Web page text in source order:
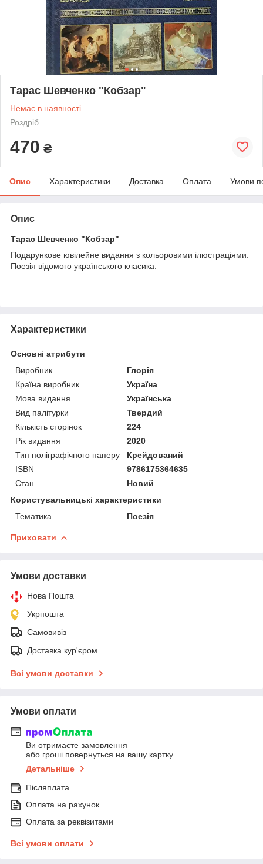
Тарас Шевченко "Кобзар"
Немає в наявності
Роздріб
470 ₴
Опис Характеристики Доставка Оплата Умови
Опис
Тарас Шевченко "Кобзар"
Подарункове ювілейне видання з кольоровими ілюстраціями.
Поезія відомого українського класика.
Характеристики
Основні атрибути
Виробник
Глорія
Країна виробник
Україна
Мова видання
Українська
Вид палітурки
Твердий
Кількість сторінок
224
Рік видання
2020
Тип поліграфічного паперу
Крейдований
ISBN
9786175364635
Стан
Новий
Користувальницькі характеристики
Тематика
Поезія
Приховати
Умови доставки
Нова Пошта
Укрпошта
Самовивіз
Доставка кур'єром
Всі умови доставки
Умови оплати
Ви отримаєте замовлення
або гроші повернуться на вашу картку
Детальніше
Післяплата
Оплата на рахунок
Оплата за реквізитами
Всі умови оплати